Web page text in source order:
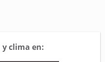
clima en: